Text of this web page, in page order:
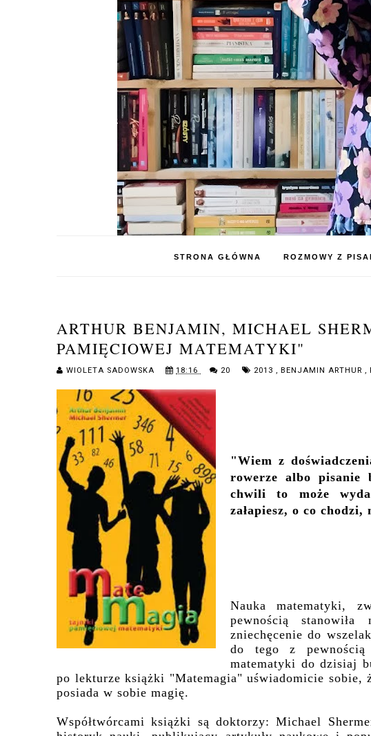
STRONA GŁÓWNA ROZMOWY Z
ARTHUR BENJAMIN, MICHAEL
PAMIĘCIOWEJ MATEMATYKI"
WIOLETA SADOWSKA 18:16 20 2013 , BENJAMIN ARTHUR ,
"Wiem z
rowerze albo pisanie
chwili to może
załapiesz, o co
Nauka matematyki,
pewnością
zniechęcenie do
do tego z
matematyki do dzisiaj
po lekturze książki "Matemagia" uświadomicie sobie,
posiada w sobie magię.
Współtwórcami książki są doktorzy: Michael